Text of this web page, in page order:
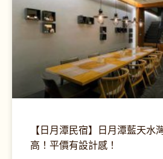
【日月潭民宿】日月潭藍天水
高！平價有設計感！